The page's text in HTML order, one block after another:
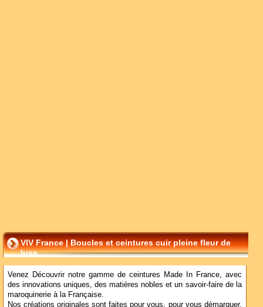
VIV France | Boucles et ceintures cuir pleine fleur de
luxe
Venez Découvrir notre gamme de ceintures Made In France, avec
des innovations uniques, des matières nobles et un savoir-faire de la
maroquinerie à la Française.
Nos créations originales sont faites pour vous, pour vous démarquer,